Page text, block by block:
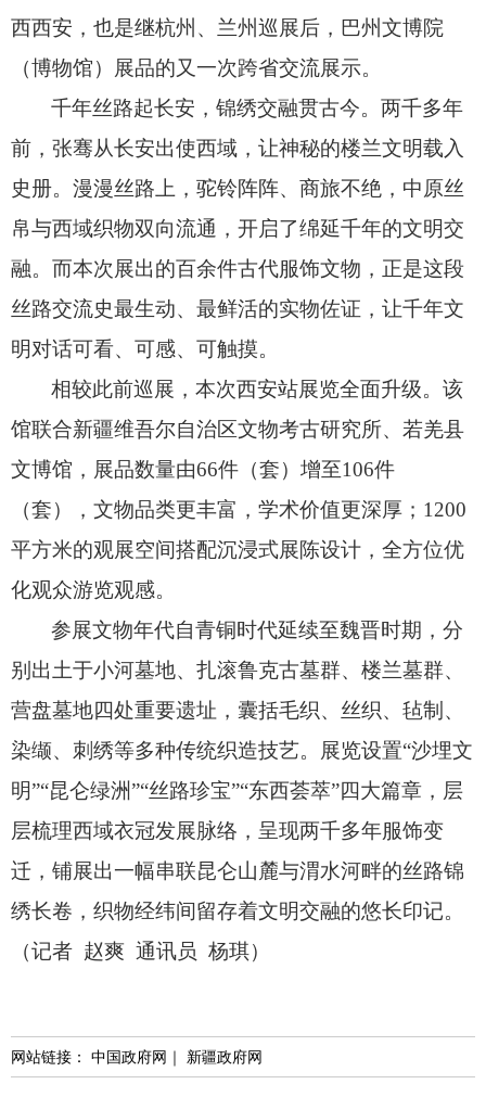
西西安， 也是继杭州、 兰州巡展后， 巴州文博院
（博物馆）展品的又一次跨省交流展示。
千年丝路起长安，锦绣交融贯古今。两千多年
前， 张骞从长安出使西域， 让神秘的楼兰文明载入
史册。 漫漫丝路上， 驼铃阵阵、 商旅不绝， 中原丝
帛与西域织物双向流通， 开启了绵延千年的文明交
融。 而本次展出的百余件古代服饰文物， 正是这段
丝路交流史最生动、 最鲜活的实物佐证， 让千年文
明对话可看、 可感、 可触摸。
相较此前巡展，本次西安站展览全面升级。该
馆联合新疆维吾尔自治区文物考古研究所、 若羌县
文博馆， 展品数量由66件（套）增至106件
（套）， 文物品类更丰富， 学术价值更深厚； 1200
平方米的观展空间搭配沉浸式展陈设计， 全方位优
化观众游览观感。
参展文物年代自青铜时代延续至魏晋时期，分
别出土于小河墓地、 扎滚鲁克古墓群、 楼兰墓群、
营盘墓地四处重要遗址， 囊括毛织、 丝织、 毡制、
染缬、 刺绣等多种传统织造技艺。 展览设置“沙埋文
明”“昆仑绿洲”“丝路珍宝”“东西荟萃”四大篇章， 层
层梳理西域衣冠发展脉络， 呈现两千多年服饰变
迁， 铺展出一幅串联昆仑山麓与渭水河畔的丝路锦
绣长卷， 织物经纬间留存着文明交融的悠长印记。
（记者 赵爽 通讯员 杨琪）
网站链接： 中国政府网 ｜ 新疆政府网